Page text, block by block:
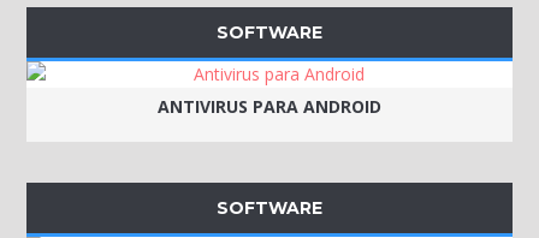
SOFTWARE
ANTIVIRUS PARA ANDROID
SOFTWARE